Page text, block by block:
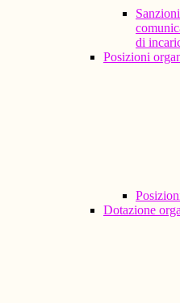
di
Posizioni
Dotazione